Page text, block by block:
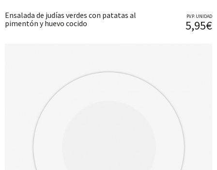
Ensalada de judías verdes con patatas al
pimentón y huevo cocido
P.V.P. UNIDAD
5,95€